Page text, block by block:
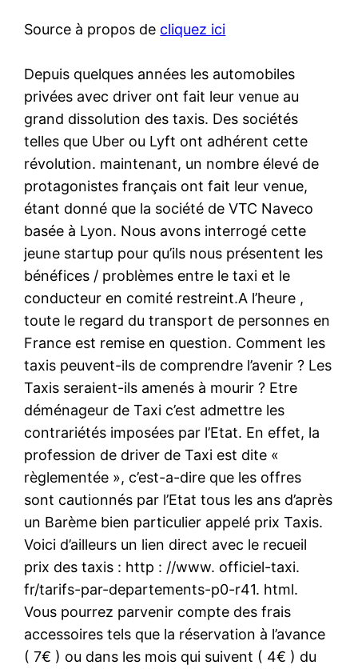
Source à propos de cliquez ici
Depuis quelques années les automobiles
privées avec driver ont fait leur venue au
grand dissolution des taxis. Des sociétés
telles que Uber ou Lyft ont adhérent cette
révolution. maintenant, un nombre élevé de
protagonistes français ont fait leur venue,
étant donné que la société de VTC Naveco
basée à Lyon. Nous avons interrogé cette
jeune startup pour qu’ils nous présentent les
bénéfices / problèmes entre le taxi et le
conducteur en comité restreint.A l’heure ,
toute le regard du transport de personnes en
France est remise en question. Comment les
taxis peuvent-ils de comprendre l’avenir ? Les
Taxis seraient-ils amenés à mourir ? Etre
déménageur de Taxi c’est admettre les
contrariétés imposées par l’Etat. En effet, la
profession de driver de Taxi est dite «
règlementée », c’est-a-dire que les offres
sont cautionnés par l’Etat tous les ans d’après
un Barème bien particulier appelé prix Taxis.
Voici d’ailleurs un lien direct avec le recueil
prix des taxis : http : //www. officiel-taxi.
fr/tarifs-par-departements-p0-r41. html.
Vous pourrez parvenir compte des frais
accessoires tels que la réservation à l’avance
( 7€ ) ou dans les mois qui suivent ( 4€ ) du